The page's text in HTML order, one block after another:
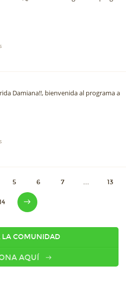
Damiana!!, bienvenida al programa a
5 6 7 ... 13
LA COMUNIDAD
AQUÍ